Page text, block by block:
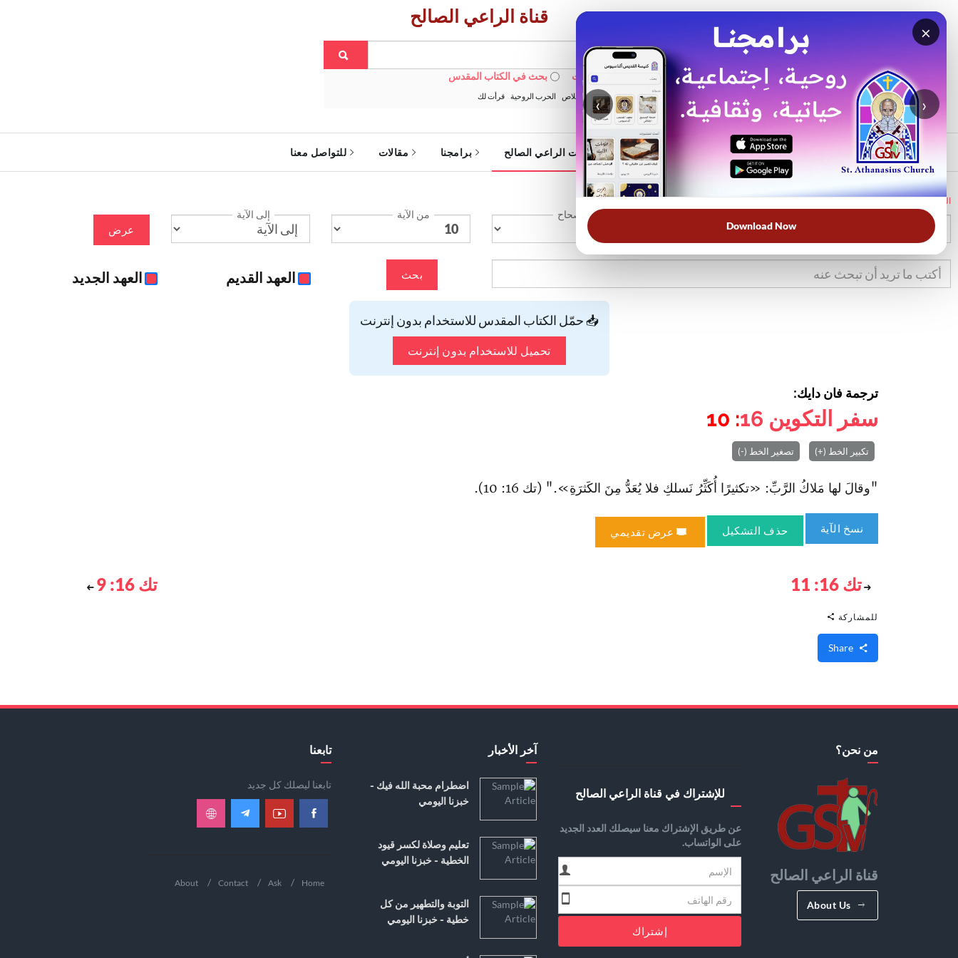
×
‹ ›
Download Now
قناة الراعي الصالح
بحث في الويبسايت بحث في الكتاب المقدس
الأكثر بحثًا: خبزنا اليومي الخلاص الحرب الروحية قرأت لك
الرئيسية خدمات الراعي الصالح برامجنا مقالات للتواصل معنا
الرئيسية
الإصحاح من الآية إلى الآية
عرض
بحث العهد القديم العهد الجديد
📥 حمّل الكتاب المقدس للاستخدام بدون إنترنت
تحميل للاستخدام بدون إنترنت
ترجمة فان دايك:
سفر التكوين 16
: 10
تكبير الخط (+) تصغير الخط (-)
"وقالَ لها مَلاكُ الرَّبِّ: «تكثيرًا أُكَثِّرُ نَسلكِ فلا يُعَدُّ مِنَ الكَثرَةِ»." (تك 16: 10).
نسخ الآية حذف التشكيل عرض تقديمي
تك 16: 11 تك 16: 9
للمشاركة
من نحن؟
قناة الراعي الصالح
About Us
للإشتراك في قناة الراعي الصالح
عن طريق الإشتراك معنا سيصلك العدد الجديد
على الواتساب.
إشتراك
آخر الأخبار
اضطرام محبة الله فيك -
خبزنا اليومي
تعليم وصلاة لكسر قيود
الخطية - خبزنا اليومي
التوبة والتطهير من كل
خطية - خبزنا اليومي
تابعنا
تابعنا ليصلك كل جديد
Home
Ask
Contact
About